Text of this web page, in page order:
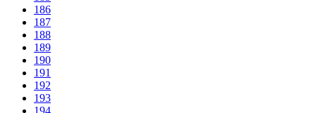
186
187
188
189
190
191
192
193
194